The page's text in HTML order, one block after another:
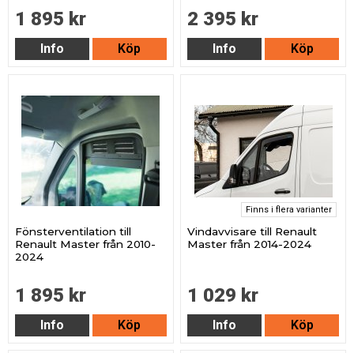
1 895 kr
Info Köp
2 395 kr
Info Köp
Fönsterventilation till
Renault Master från 2010-
2024
1 895 kr
Info Köp
Finns i flera varianter
Vindavvisare till Renault
Master från 2014-2024
1 029 kr
Info Köp